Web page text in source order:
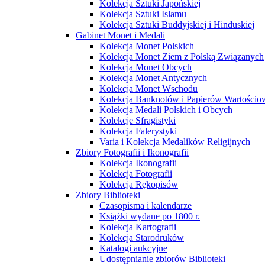
Kolekcja Sztuki Japońskiej
Kolekcja Sztuki Islamu
Kolekcja Sztuki Buddyjskiej i Hinduskiej
Gabinet Monet i Medali
Kolekcja Monet Polskich
Kolekcja Monet Ziem z Polską Związanych
Kolekcja Monet Obcych
Kolekcja Monet Antycznych
Kolekcja Monet Wschodu
Kolekcja Banknotów i Papierów
Kolekcja Medali Polskich i Obcych
Kolekcje Sfragistyki
Kolekcja Falerystyki
Varia i Kolekcja Medalików Religijnych
Zbiory Fotografii i Ikonografii
Kolekcja Ikonografii
Kolekcja Fotografii
Kolekcja Rękopisów
Zbiory Biblioteki
Czasopisma i kalendarze
Książki wydane po 1800 r.
Kolekcja Kartografii
Kolekcja Starodruków
Katalogi aukcyjne
Udostępnianie zbiorów Biblioteki